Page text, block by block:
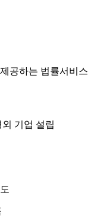
공하는 법률서비스
기업 설립